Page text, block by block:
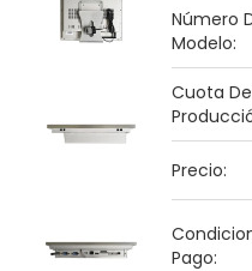
Número
Modelo:
Cuota De
Precio:
Pago: